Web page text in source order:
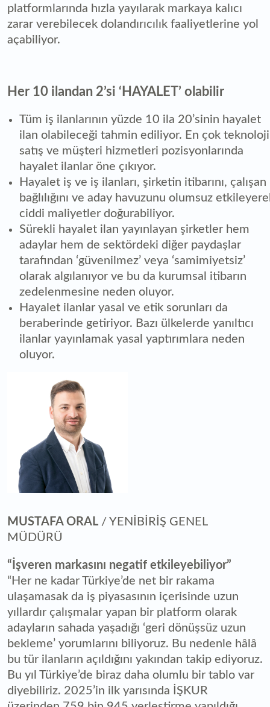
platformlarında hızla yayılarak markaya kalıcı
zarar verebilecek dolandırıcılık faaliyetlerine yol
açabiliyor.
Her 10 ilandan 2’si ‘HAYALET’ olabilir
Tüm iş ilanlarının yüzde 10 ila 20’sinin hayalet
ilan olabileceği tahmin ediliyor. En çok
satış ve müşteri hizmetleri pozisyonlarında
hayalet ilanlar öne çıkıyor.
Hayalet iş ve iş ilanları, şirketin itibarını, çalışan
bağlılığını ve aday havuzunu olumsuz
ciddi maliyetler doğurabiliyor.
Sürekli hayalet ilan yayınlayan şirketler hem
adaylar hem de sektördeki diğer paydaşlar
tarafından ‘güvenilmez’ veya ‘samimiyetsiz’
olarak algılanıyor ve bu da kurumsal itibarın
zedelenmesine neden oluyor.
Hayalet ilanlar yasal ve etik sorunları da
beraberinde getiriyor. Bazı ülkelerde yanıltıcı
ilanlar yayınlamak yasal yaptırımlara neden
oluyor.
MUSTAFA ORAL / YENİBİRİŞ GENEL
MÜDÜRÜ
“İşveren markasını negatif etkileyebiliyor”
“Her ne kadar Türkiye’de net bir rakama
ulaşamasak da iş piyasasının içerisinde uzun
yıllardır çalışmalar yapan bir platform olarak
adayların sahada yaşadığı ‘geri dönüşsüz uzun
bekleme’ yorumlarını biliyoruz. Bu nedenle hâlâ
bu tür ilanların açıldığını yakından takip ediyoruz.
Bu yıl Türkiye’de biraz daha olumlu bir tablo var
diyebiliriz. 2025’in ilk yarısında İŞKUR